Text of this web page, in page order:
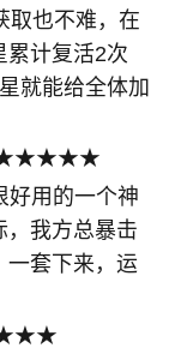
取也不难，在
累计复活2次
就能给全体加
好用的一个神
，我方总暴击
一套下来，运